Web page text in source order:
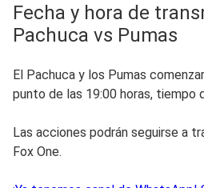
Fecha y hora de
Pachuca vs Pumas
El Pachuca y los Pumas
punto de las 19:00 horas, tiempo
Las acciones podrán seguirse a
Fox One.